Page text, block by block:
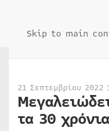
Skip to main
21 Σεπτεμβρίου 2022
τα 30